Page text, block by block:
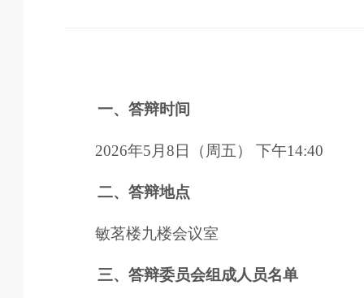
一、答辩时间
2026年5月 8 日 （周五） 下午14:40
二、答辩地点
敏茗楼九楼会议室
三、答辩委员会组成人员名单